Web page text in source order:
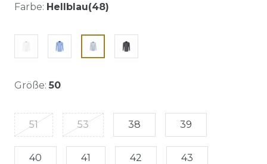
Farbe: Hellblau(48)
Größe: 50
51 53 38 39
40 41 42 43